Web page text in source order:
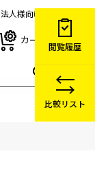
法人様向け
カート
閲覧履歴
比較リスト